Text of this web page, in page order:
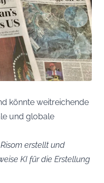
könnte weitreichende
und globale
erstellt und
KI für die Erstellung